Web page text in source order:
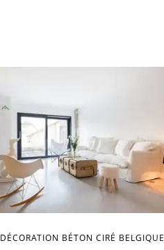
DÉCORATION BÉTON CIRÉ BELGIQUE